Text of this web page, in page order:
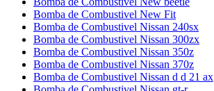
Bomba de Combustivel New Fit
Bomba de Combustivel Nissan 240sx
Bomba de Combustivel Nissan 300zx
Bomba de Combustivel Nissan 350z
Bomba de Combustivel Nissan 370z
Bomba de Combustivel Nissan d d 21 ax